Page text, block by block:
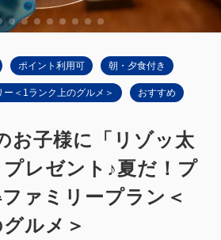
ポイント利用可 朝・夕食付き
＜1ランク上のグルメ＞ おすすめ
お子様に「リゾッ太
レゼント♪夏だ！プ
ァミリープラン＜
ルメ＞